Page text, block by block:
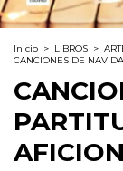
Inicio > LIBROS >
CANCIONES DE